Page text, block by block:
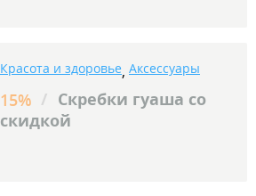
Красота и здоровье, Аксессуары
15% / Скребки гуаша со
скидкой